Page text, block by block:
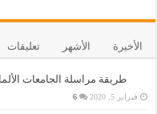
الأخيرة الأشهر تعليقات
طريقة مراسلة الجامعات
فبراير 5, 2020 6